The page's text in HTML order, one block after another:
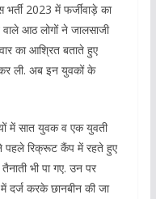
2023 में फर्जीवाड़े का
आठ लोगों ने जालसाजी
का आश्रित बताते हुए
कर ली. अब इन युवकों के
में सात युवक व एक युवती
पहले रिक्रूट कैंप में रहते हुए
भी पा गए. उन पर
दर्ज करके छानबीन की जा